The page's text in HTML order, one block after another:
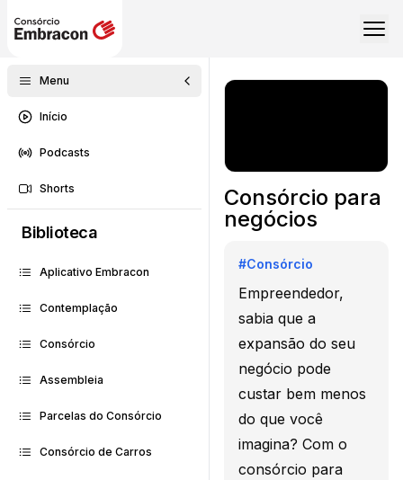
Menu
Início
Podcasts
Shorts
Biblioteca
Aplicativo Embracon
Contemplação
Consórcio
Assembleia
Parcelas do Consórcio
Consórcio de Carros
Consórcio para
negócios
#Consórcio
Empreendedor,
sabia que a
expansão do seu
negócio pode
custar bem menos
do que você
imagina? Com o
consórcio para